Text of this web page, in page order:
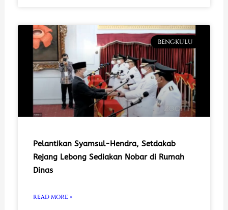
BENGKULU
Pelantikan Syamsul-Hendra, Setdakab
Rejang Lebong Sediakan Nobar di Rumah
Dinas
READ MORE »